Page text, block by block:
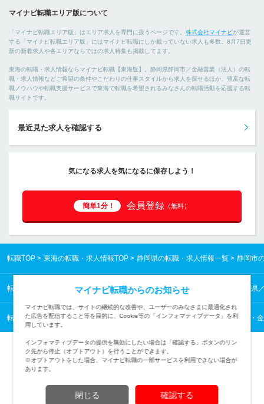
マイナビ転職エリア版について
「マイナビ転職エリア版」はエリア求人を専門に扱うページです。 株式会社マイナビが運営
する「マイナビ転職エリア版」にはマイナビ転職にしか載っていない求人も多数。8月7日更
新の新着求人や各エリアならではの求人特集も掲載してます。
東海の転職・求人情報ならマイナビ転職【東海版】。静岡県静岡市／金融営業（法人）の転
職・求人情報などご希望の条件やこだわりの仕事スタイルから求人を探せるほか、豊富な転
職ノウハウや転職支援サービスで東海で転職を希望されるみなさんの転職活動を応援する転
職サイトです。
最近見た求人を確認する
気になる求人を気になるに保存しよう！
簡単1分！ 会員登録 （無料）
転職TOP 東海の転職・求人情報TOP 静岡県の転職・求人情報一覧 静岡市
転職TOP 東海の転職・求人情報TOP 静岡県の転職・求人情報一覧 静岡県
転職TOP コンサルタント・金融・不動産専門職から探す コンサルタント・
マイナビ転職からのお知らせ
マイナビ転職では、サイトの継続的な改善や、ユーザーのみなさまに最適化され
た広告を配信すること等を目的に、Cookie等の「インフォマティブデータ」を利
用しています。
インフォマティブデータの提供を無効にしたい場合は「確認する」ボタンのリン
ク先から停止（オプトアウト）を行うことができます。
※オプトアウトをした場合、マイナビ転職の一部サービスを利用できない場合が
あります。
閉じる 確認する